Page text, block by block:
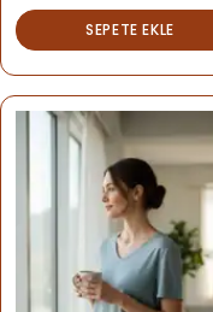
SEPETE EKLE